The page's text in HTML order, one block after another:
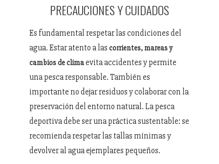
PRECAUCIONES Y CUIDADOS
Es fundamental respetar las condiciones del
agua. Estar atento a las corrientes, mareas y
cambios de climaevita accidentes y permite
una pesca responsable. También es
importante no dejar residuos y colaborar con la
preservación del entorno natural. La pesca
deportiva debe ser una práctica sustentable: se
recomienda respetar las tallas mínimas y
devolver al agua ejemplares pequeños.